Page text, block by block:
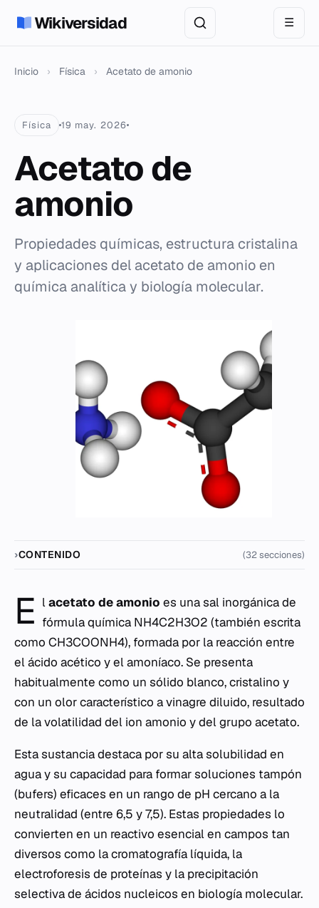
Wikiversidad ☰
Inicio › Física › Acetato de amonio
Física 19 may. 2026
Acetato de
amonio
Propiedades químicas, estructura cristalina
y aplicaciones del acetato de amonio en
química analítica y biología molecular.
CONTENIDO (32 secciones)
E lacetato de amonio es una sal inorgánica de
fórmula química NH4C2H3O2 (también escrita
como CH3COONH4), formada por la reacción entre
el ácido acético y el amoníaco. Se presenta
habitualmente como un sólido blanco, cristalino y
con un olor característico a vinagre diluido, resultado
de la volatilidad del ion amonio y del grupo acetato.
Esta sustancia destaca por su alta solubilidad en
agua y su capacidad para formar soluciones tampón
(bufers) eficaces en un rango de pH cercano a la
neutralidad (entre 6,5 y 7,5). Estas propiedades lo
convierten en un reactivo esencial en campos tan
diversos como la cromatografía líquida, la
electroforesis de proteínas y la precipitación
selectiva de ácidos nucleicos en biología molecular.